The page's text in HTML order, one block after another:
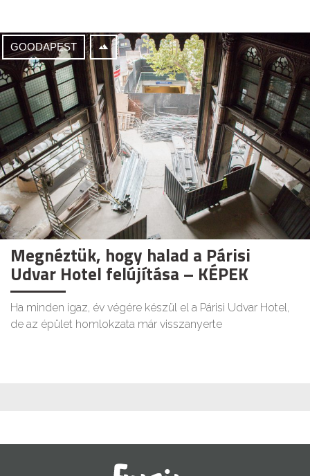
GOODAPEST
Megnéztük, hogy halad a Párisi
Udvar Hotel felújítása – KÉPEK
Ha minden igaz, év végére készül el a Párisi Udvar Hotel,
de az épület homlokzata már visszanyerte